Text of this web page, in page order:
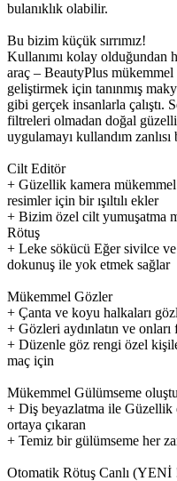
bulanıklık olabilir.
Bu bizim küçük sırrımız!
Kullanımı kolay olduğundan
araç – BeautyPlus
geliştirmek için tanınmış
gibi gerçek insanlarla çalıştı.
filtreleri olmadan doğal
uygulamayı kullandım
Cilt Editör
+ Güzellik kamera
resimler için bir ışıltılı ekler
+ Bizim özel cilt yumuşatma
Rötuş
+ Leke sökücü Eğer sivilce
dokunuş ile yok etmek sağlar
Mükemmel Gözler
+ Çanta ve koyu halkaları
+ Gözleri aydınlatın ve
+ Düzenle göz rengi özel
maç için
Mükemmel Gülümseme
+ Diş beyazlatma ile
ortaya çıkaran
+ Temiz bir gülümseme her
Otomatik Rötuş Canlı (YENİ